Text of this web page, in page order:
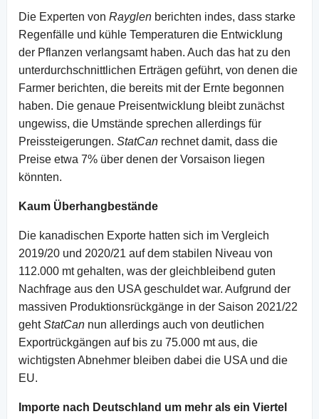
Die Experten von Rayglen berichten indes, dass starke
Regenfälle und kühle Temperaturen die Entwicklung
der Pflanzen verlangsamt haben. Auch das hat zu den
unterdurchschnittlichen Erträgen geführt, von denen die
Farmer berichten, die bereits mit der Ernte begonnen
haben. Die genaue Preisentwicklung bleibt zunächst
ungewiss, die Umstände sprechen allerdings für
Preissteigerungen. StatCan rechnet damit, dass die
Preise etwa 7% über denen der Vorsaison liegen
könnten.
Kaum Überhangbestände
Die kanadischen Exporte hatten sich im Vergleich
2019/20 und 2020/21 auf dem stabilen Niveau von
112.000 mt gehalten, was der gleichbleibend guten
Nachfrage aus den USA geschuldet war. Aufgrund der
massiven Produktionsrückgänge in der Saison 2021/22
gehtStatCan nun allerdings auch von deutlichen
Exportrückgängen auf bis zu 75.000 mt aus, die
wichtigsten Abnehmer bleiben dabei die USA und die
EU.
Importe nach Deutschland um mehr als ein Viertel